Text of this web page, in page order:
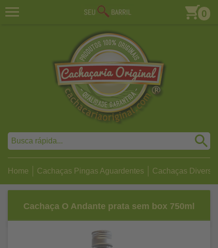
0
Home Cachaças Pingas Aguardentes Cachaças
Cachaça O Andante prata sem box 750ml